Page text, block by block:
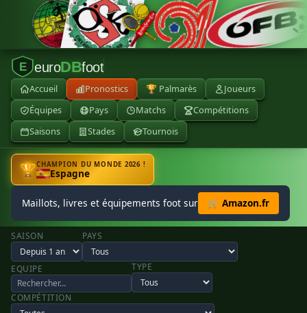
E euroDBfoot
Accueil Pronostics 🏆 Palmarès
Joueurs
Équipes
Pays Matchs
Compétitions
Saisons
Stades Tournois
🏆CHAMPION DU MONDE 2026 !
Espagne
Maillots, livres et équipements foot sur 🛒 Amazon.fr
SAISON PAYS
EQUIPE TYPE
COMPÉTITION